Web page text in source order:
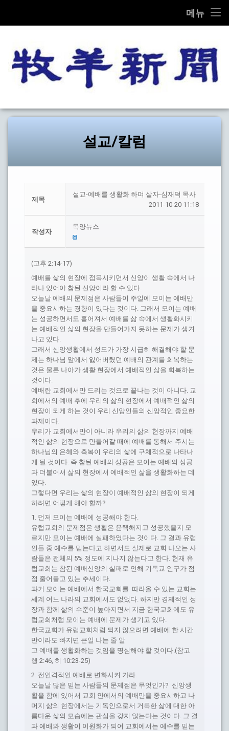
메뉴
교계종합
교단/교회
설교/칼럼 목양
설교/칼럼
제목
설교-예배를 생활화 하며 살자-심재덕 목사
2011-10-20 11:18
작성자
목양뉴스
(고후 2:14-17)
예배를 삶의 현장에 접목시키면서 신앙이 생활 속에서 나
타나 있어야 참된 신앙이라 할 수 있다.
오늘날 예배의 문제점은 사람들이 주일에 모이는 예배만
을 중요시하는 경향이 있다는 것이다. 그래서 모이는 예배
는 성공하면서도 흩어져서 예배를 삶 속에서 생활화시키
는 예배적인 삶의 현장을 만들어가지 못하는 문제가 생겨
나고 있다.
그래서 신앙생활에서 성도가 가장 시급히 해결해야 할 문
제는 하나님 앞에서 잃어버렸던 예배의 관계를 회복하는
것은 물론 나아가 생활 현장에서 예배적인 삶을 회복하는
것이다.
예배란 교회에서만 드리는 것으로 끝나는 것이 아니다. 교
회에서의 예배 후에 우리의 삶의 현장에서 예배적인 삶의
현장이 되게 하는 것이 우리 신앙인들의 신앙적인 중요한
과제이다.
우리가 교회에서만이 아니라 우리의 삶의 현장까지 예배
적인 삶의 현장으로 만들어갈 때에 예배를 통해서 주시는
하나님의 은혜와 축복이 우리의 삶에 구체적으로 나타나
게 될 것이다. 즉 참된 예배의 성공은 모이는 예배의 성공
과 더불어서 삶의 현장에서 예배적인 삶을 생활화하는 데
있다.
그렇다면 우리는 삶의 현장이 예배적인 삶의 현장이 되게
하려면 어떻게 해야 할까?
1. 먼저 모이는 예배에 성공해야 한다.
유럽교회의 문제점은 생활은 윤택해지고 성공했을지 모
르지만 모이는 예배에 실패하였다는 것이다. 그 결과 유럽
인들 중 예수를 믿는다고 하면서도 실제로 교회 나오는 사
람들은 전체의 5% 정도에 지나지 않는다고 한다. 현재 유
럽교회는 참된 예배신앙의 실패로 인해 기독교 인구가 점
점 줄어들고 있는 추세이다.
과거 모이는 예배에서 한국교회를 따라올 수 있는 교회는
세계 어느 나라의 교회에서도 없었다. 하지만 경제적인 성
장과 함께 삶의 수준이 높아지면서 지금 한국교회에도 유
럽교회처럼 모이는 예배에 문제가 생기고 있다.
한국교회가 유럽교회처럼 되지 않으려면 예배에 한 시간
만이라도 빠지면 큰일 나는 줄 알
고 예배를 생활화하는 것임을 명심해야 할 것이다.(참고
행 2:46, 히 10:23-25)
2. 전인격적인 예배로 변화시켜 가라.
오늘날 많은 믿는 사람들의 문제점은 무엇인가? 신앙생
활을 함에 있어서 교회 안에서의 예배만을 중요시하고 나
머지 삶의 현장에서는 기독인으로서 거룩한 삶에 대한 아
름다운 삶의 모습에는 관심을 갖지 않는다는 것이다. 그 결
과 예배와 생활이 이원화가 되어 교회에서는 예수를 믿는